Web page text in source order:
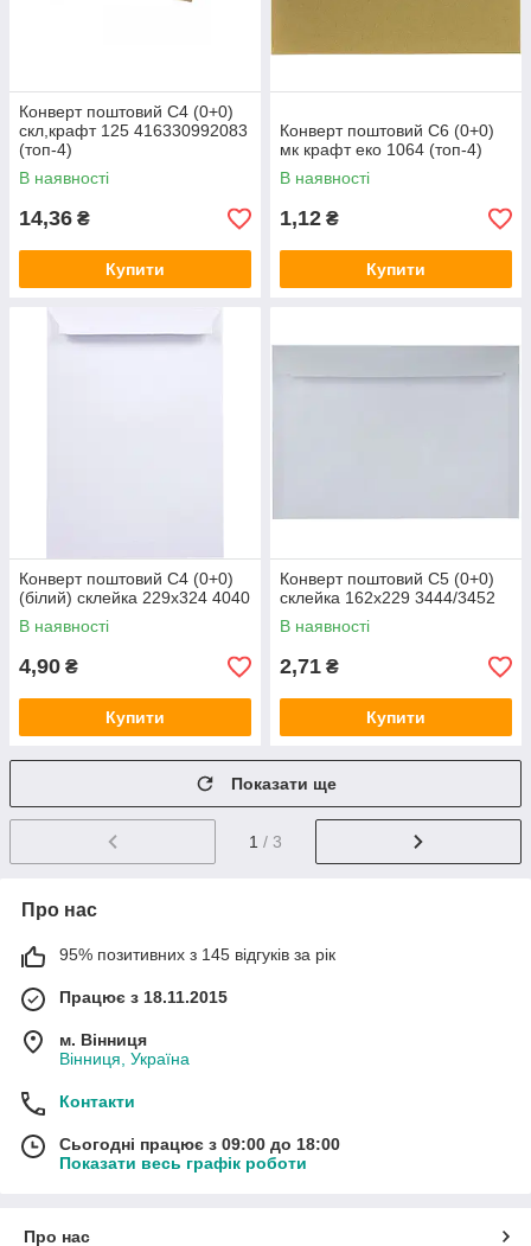
Конверт поштовий C4 (0+0)
скл,крафт 125 416330992083
(топ-4)
В наявності
14,36 ₴
Купити
Конверт поштовий C6 (0+0)
мк крафт еко 1064 (топ-4)
В наявності
1,12 ₴
Купити
Конверт поштовий C4 (0+0)
(білий) склейка 229х324 4040
В наявності
4,90 ₴
Купити
Конверт поштовий C5 (0+0)
склейка 162х229 3444/3452
В наявності
2,71 ₴
Купити
Показати ще
1 / 3
Про нас
95% позитивних з 145 відгуків за рік
Працює з 18.11.2015
м. Вінниця
Вінниця, Україна
Контакти
Сьогодні працює з 09:00 до 18:00
Показати весь графік роботи
Про нас